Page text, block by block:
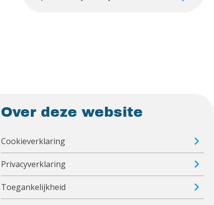
Over deze website
Cookieverklaring
Privacyverklaring
Toegankelijkheid